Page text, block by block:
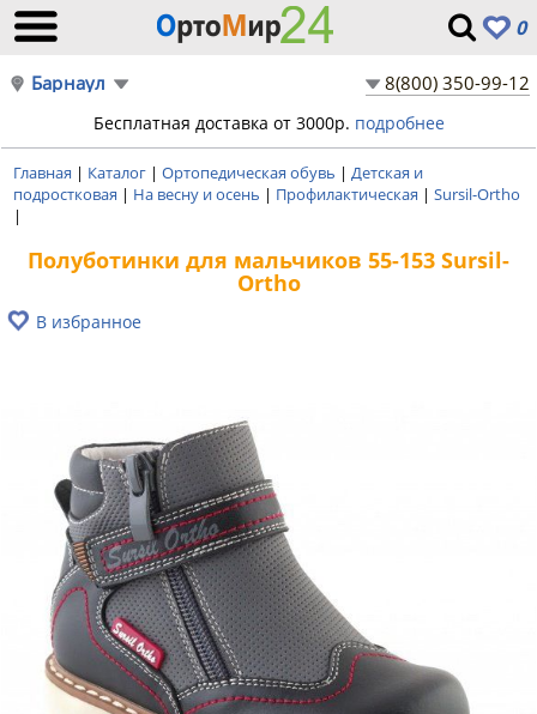
0
Барнаул 8(800) 350-99-12
Бесплатная доставка от 3000р. подробнее
Главная | Каталог | Ортопедическая обувь | Детская и
подростковая | На весну и осень | Профилактическая | Sursil-Ortho
|
Полуботинки для мальчиков 55-153 Sursil-
Ortho
В избранное